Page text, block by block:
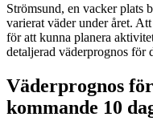
Strömsund, en vacker plats
varierat väder under året.
för att kunna planera
detaljerad väderprognos för
Väderprognos
kommande 10